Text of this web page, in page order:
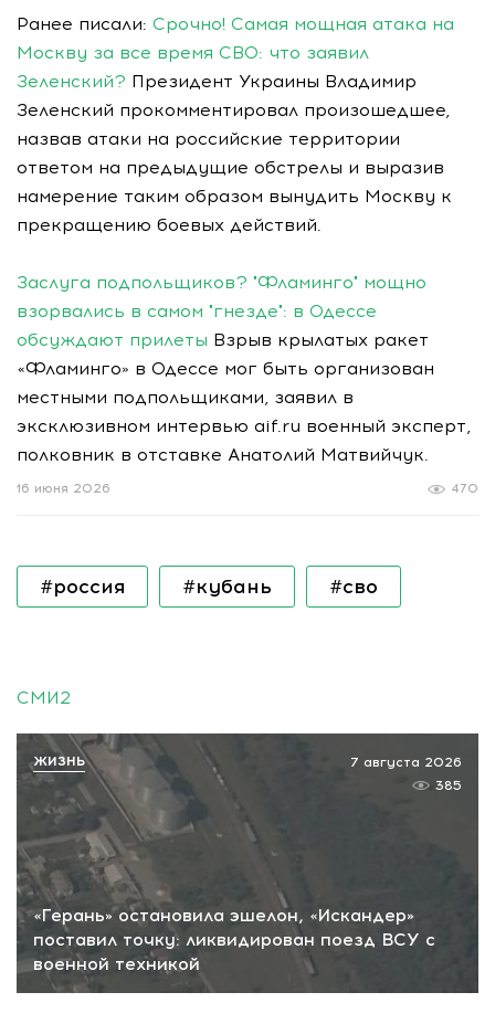
Ранее писали: Срочно! Самая мощная атака на
Москву за все время СВО: что заявил
Зеленский? Президент Украины Владимир
Зеленский прокомментировал произошедшее,
назвав атаки на российские территории
ответом на предыдущие обстрелы и выразив
намерение таким образом вынудить Москву к
прекращению боевых действий.
Заслуга подпольщиков? "Фламинго" мощно
взорвались в самом "гнезде": в Одессе
обсуждают прилеты Взрыв крылатых ракет
«Фламинго» в Одессе мог быть организован
местными подпольщиками, заявил в
эксклюзивном интервью aif.ru военный эксперт,
полковник в отставке Анатолий Матвийчук.
470
16 июня 2026
#россия #кубань #сво
СМИ2
«Герань» остановила эшелон, «Искандер»
поставил точку: ликвидирован поезд ВСУ с
военной техникой
7 августа 2026
385
ЖИЗНЬ